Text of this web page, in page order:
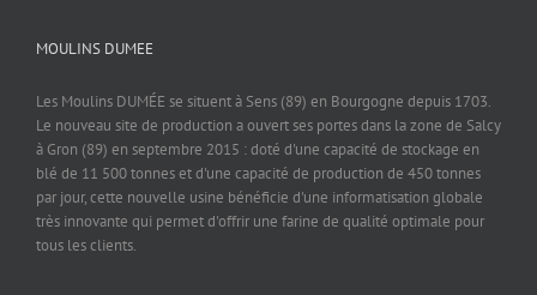
MOULINS DUMEE
Les Moulins DUMÉE se situent à Sens (89) en Bourgogne depuis 1703.
Le nouveau site de production a ouvert ses portes dans la zone de Salcy
à Gron (89) en septembre 2015 : doté d'une capacité de stockage en
blé de 11 500 tonnes et d'une capacité de production de 450 tonnes
par jour, cette nouvelle usine bénéficie d'une informatisation globale
très innovante qui permet d'offrir une farine de qualité optimale pour
tous les clients.